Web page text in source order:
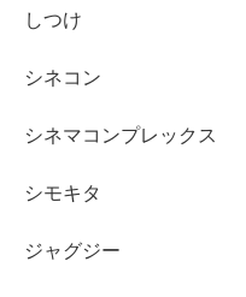
しつけ
シネコン
シネマコンプレックス
シモキタ
ジャグジー